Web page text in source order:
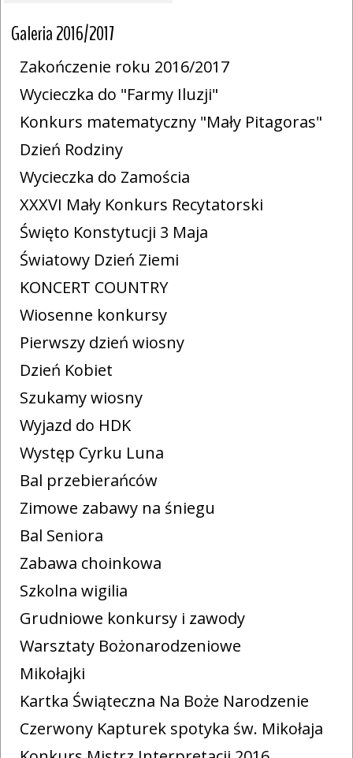
Galeria 2016/2017
Zakończenie roku 2016/2017
Wycieczka do "Farmy Iluzji"
Konkurs matematyczny "Mały Pitagoras"
Dzień Rodziny
Wycieczka do Zamościa
XXXVI Mały Konkurs Recytatorski
Święto Konstytucji 3 Maja
Światowy Dzień Ziemi
KONCERT COUNTRY
Wiosenne konkursy
Pierwszy dzień wiosny
Dzień Kobiet
Szukamy wiosny
Wyjazd do HDK
Występ Cyrku Luna
Bal przebierańców
Zimowe zabawy na śniegu
Bal Seniora
Zabawa choinkowa
Szkolna wigilia
Grudniowe konkursy i zawody
Warsztaty Bożonarodzeniowe
Mikołajki
Kartka Świąteczna Na Boże Narodzenie
Czerwony Kapturek spotyka św. Mikołaja